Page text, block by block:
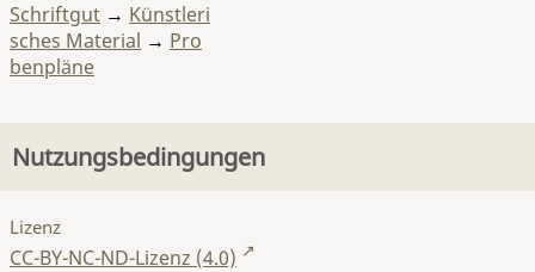
Schriftgut → Künstleri
sches Material → Pro
benpläne
Nutzungsbedingungen
Lizenz
CC-BY-NC-ND-Lizenz (4.0)